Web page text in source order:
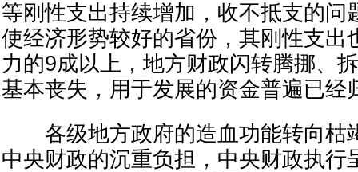
等刚性支出持续增加，收不抵支的问
使经济形势较好的省份，其刚性支出
力的9成以上，地方财政闪转腾挪、
基本丧失，用于发展的资金普遍已经
各级地方政府的造血功能转向枯
中央财政的沉重负担，中央财政执行